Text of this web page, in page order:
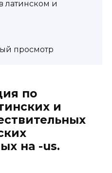
и
просмотр
по
и
на -us.